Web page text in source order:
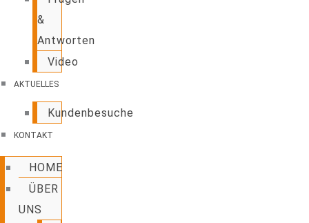
&
Antworten
Video
AKTUELLES
Kundenbesuche
KONTAKT
HOME
ÜBER
UNS